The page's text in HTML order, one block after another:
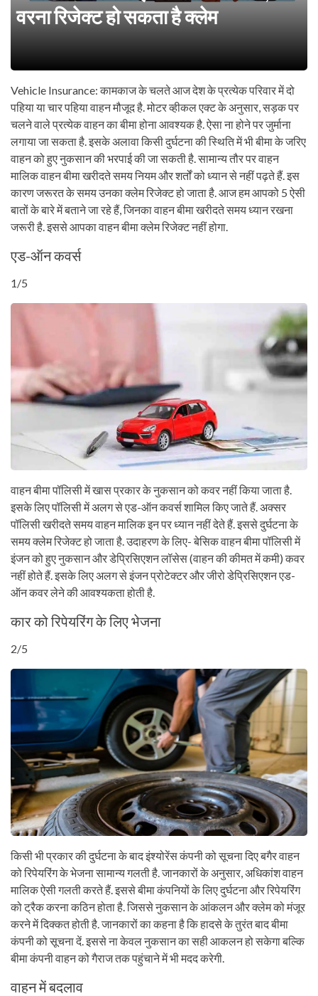
वरना रिजेक्ट हो सकता है क्लेम
Vehicle Insurance: कामकाज के चलते आज देश के प्रत्येक परिवार में दो
पहिया या चार पहिया वाहन मौजूद है. मोटर व्हीकल एक्ट के अनुसार, सड़क पर
चलने वाले प्रत्येक वाहन का बीमा होना आवश्यक है. ऐसा ना होने पर जुर्माना
लगाया जा सकता है. इसके अलावा किसी दुर्घटना की स्थिति में भी बीमा के जरिए
वाहन को हुए नुकसान की भरपाई की जा सकती है. सामान्य तौर पर वाहन
मालिक वाहन बीमा खरीदते समय नियम और शर्तों को ध्यान से नहीं पढ़ते हैं. इस
कारण जरूरत के समय उनका क्लेम रिजेक्ट हो जाता है. आज हम आपको 5 ऐसी
बातों के बारे में बताने जा रहे हैं, जिनका वाहन बीमा खरीदते समय ध्यान रखना
जरूरी है. इससे आपका वाहन बीमा क्लेम रिजेक्ट नहीं होगा.
एड-ऑन कवर्स
1/5
वाहन बीमा पॉलिसी में खास प्रकार के नुकसान को कवर नहीं किया जाता है.
इसके लिए पॉलिसी में अलग से एड-ऑन कवर्स शामिल किए जाते हैं. अक्सर
पॉलिसी खरीदते समय वाहन मालिक इन पर ध्यान नहीं देते हैं. इससे दुर्घटना के
समय क्लेम रिजेक्ट हो जाता है. उदाहरण के लिए- बेसिक वाहन बीमा पॉलिसी में
इंजन को हुए नुकसान और डेप्रिसिएशन लॉसेस (वाहन की कीमत में कमी) कवर
नहीं होते हैं. इसके लिए अलग से इंजन प्रोटेक्टर और जीरो डेप्रिसिएशन एड-
ऑन कवर लेने की आवश्यकता होती है.
कार को रिपेयरिंग के लिए भेजना
2/5
किसी भी प्रकार की दुर्घटना के बाद इंश्योरेंस कंपनी को सूचना दिए बगैर वाहन
को रिपेयरिंग के भेजना सामान्य गलती है. जानकारों के अनुसार, अधिकांश वाहन
मालिक ऐसी गलती करते हैं. इससे बीमा कंपनियों के लिए दुर्घटना और रिपेयरिंग
को ट्रैक करना कठिन होता है. जिससे नुकसान के आंकलन और क्लेम को मंजूर
करने में दिक्कत होती है. जानकारों का कहना है कि हादसे के तुरंत बाद बीमा
कंपनी को सूचना दें. इससे ना केवल नुकसान का सही आकलन हो सकेगा बल्कि
बीमा कंपनी वाहन को गैराज तक पहुंचाने में भी मदद करेगी.
वाहन में बदलाव